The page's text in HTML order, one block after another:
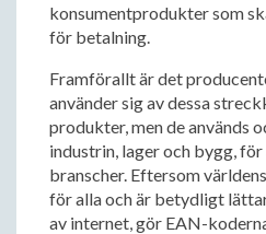
konsumentprodukter som
för betalning.
Framförallt är det
använder sig av dessa
produkter, men de används
industrin, lager och bygg,
branscher. Eftersom
för alla och är betydligt
av internet, gör EAN-